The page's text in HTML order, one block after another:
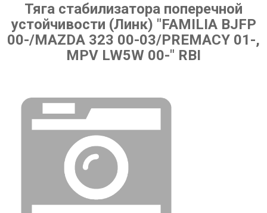
Тяга стабилизатора поперечной
устойчивости (Линк) "FAMILIA BJFP
00-/MAZDA 323 00-03/PREMACY 01-,
MPV LW5W 00-" RBI